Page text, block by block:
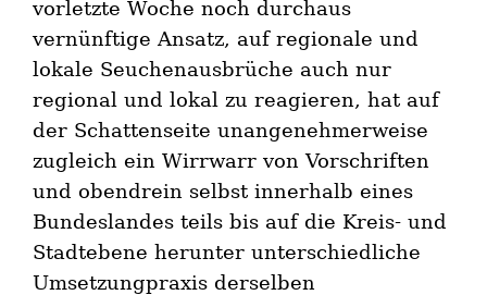
vorletzte Woche noch durchaus
vernünftige Ansatz, auf regionale und
lokale Seuchenausbrüche auch nur
regional und lokal zu reagieren, hat auf
der Schattenseite unangenehmerweise
zugleich ein Wirrwarr von Vorschriften
und obendrein selbst innerhalb eines
Bundeslandes teils bis auf die Kreis- und
Stadtebene herunter unterschiedliche
Umsetzungpraxis derselben